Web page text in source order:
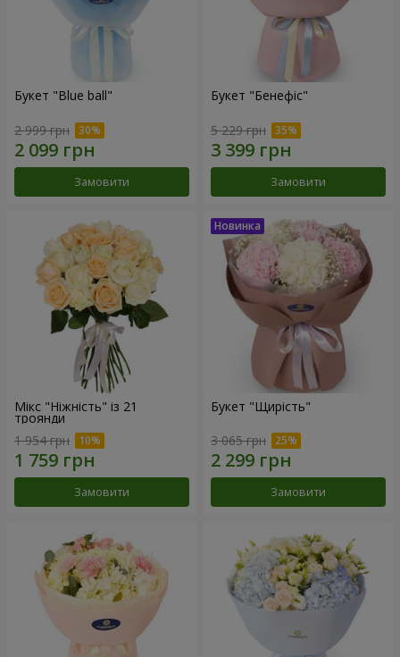
Букет "Blue ball"
2 999 грн
Замовити
Букет "Бенефіс"
5 229 грн
Замовити
Мікс "Ніжність" із 21
троянди
1 954 грн
Замовити
Букет "Щирість"
3 065 грн
Замовити